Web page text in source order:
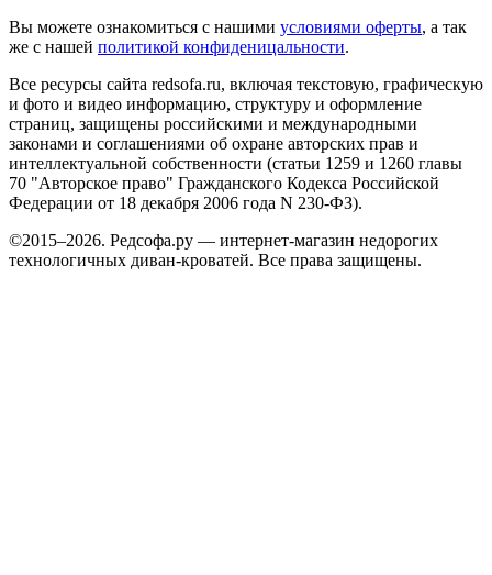
Вы можете ознакомиться с нашими условиями оферты, а так
же с нашей политикой конфиденицальности.
Все ресурсы сайта redsofa.ru, включая текстовую, графическую
и фото и видео информацию, структуру и оформление
страниц, защищены российскими и международными
законами и соглашениями об охране авторских прав и
интеллектуальной собственности (статьи 1259 и 1260 главы
70 "Авторское право" Гражданского Кодекса Российской
Федерации от 18 декабря 2006 года N 230-ФЗ).
©2015–2026. Редсофа.ру — интернет-магазин недорогих
технологичных диван-кроватей. Все права защищены.